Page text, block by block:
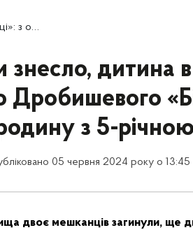
дівчинкою
дитина в
Дробишевого
з 5-
05 червня 2024 року о 13:45
двоє мешканців загинули, ще